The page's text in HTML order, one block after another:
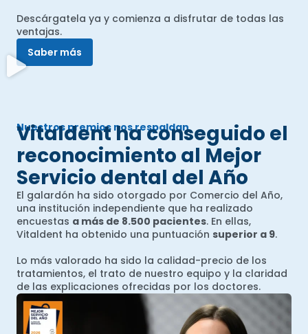
Descárgatela ya y comienza a disfrutar de todas las
ventajas.
Saber más
Nuestros premios nos respaldan
Vitaldent ha conseguido el
reconocimiento al Mejor
Servicio dental del Año
El galardón ha sido otorgado por Comercio del Año,
una institución independiente que ha realizado
encuestas a más de 8.500 pacientes. En ellas,
Vitaldent ha obtenido una puntuación superior a 9.
Lo más valorado ha sido la calidad-precio de los
tratamientos, el trato de nuestro equipo y la claridad
de las explicaciones ofrecidas por los doctores.